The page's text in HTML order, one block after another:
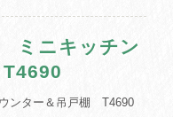
ミニキッチン
ンター＆吊戸棚 T4690